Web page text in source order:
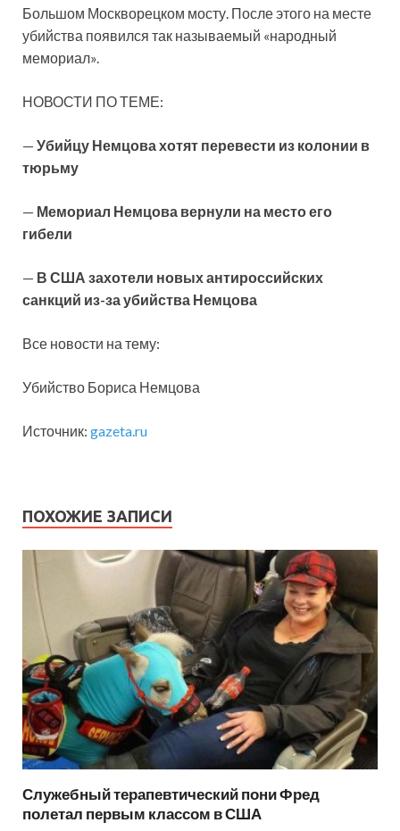
Большом Москворецком мосту. После этого на месте
убийства появился так называемый «народный
мемориал».
НОВОСТИ ПО ТЕМЕ:
— Убийцу Немцова хотят перевести из колонии в
тюрьму
— Мемориал Немцова вернули на место его
гибели
— В США захотели новых антироссийских
санкций из-за убийства Немцова
Все новости на тему:
Убийство Бориса Немцова
Источник: gazeta.ru
ПОХОЖИЕ ЗАПИСИ
Служебный терапевтический пони Фред
полетал первым классом в США